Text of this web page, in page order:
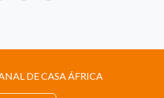
DE CASA ÁFRICA